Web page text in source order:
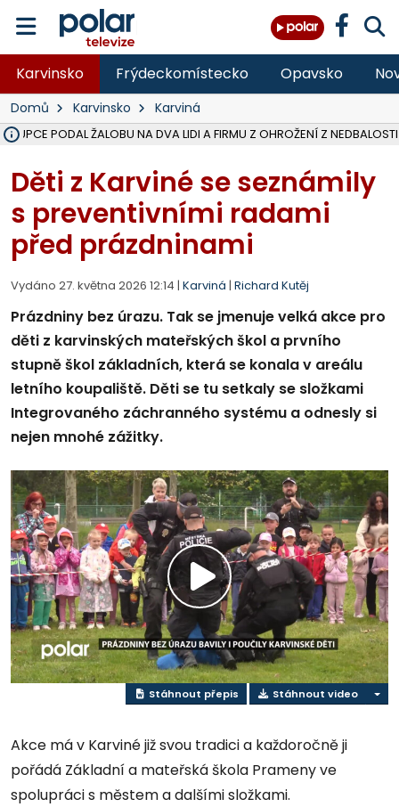
Karvinsko Frýdeckomístecko Opavsko
Domů Karvinsko Karviná
PODAL ŽALOBU NA DVA LIDI A FIRMU Z OHROŽENÍ Z NEDBALOSTI
Děti z Karviné se seznámily
s preventivními radami
před prázdninami
Vydáno 27. května 2026 12:14 | Karviná | Richard Kutěj
Prázdniny bez úrazu. Tak se jmenuje velká akce pro
děti z karvinských mateřských škol a prvního
stupně škol základních, která se konala v areálu
letního koupaliště. Děti se tu setkaly se složkami
Integrovaného záchranného systému a odnesly si
nejen mnohé zážitky.
Přehrát
video
Stáhnout přepis Stáhnout video
Akce má v Karviné již svou tradici a každoročně ji
pořádá Základní a mateřská škola Prameny ve
spolupráci s městem a dalšími složkami.